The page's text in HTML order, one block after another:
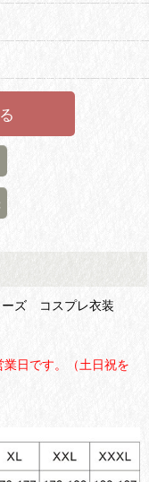
ーズ コスプレ衣装
日です。（土日祝を